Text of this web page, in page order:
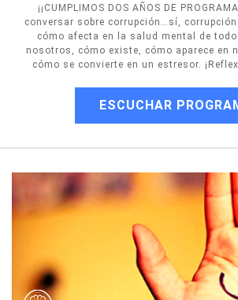
¡¡CUMPLIMOS DOS AÑOS DE
conversar sobre corrupción…sí,
cómo afecta en la salud mental de
nosotros, cómo existe, cómo aparece en
cómo se convierte en un estresor.
ESCUCHAR